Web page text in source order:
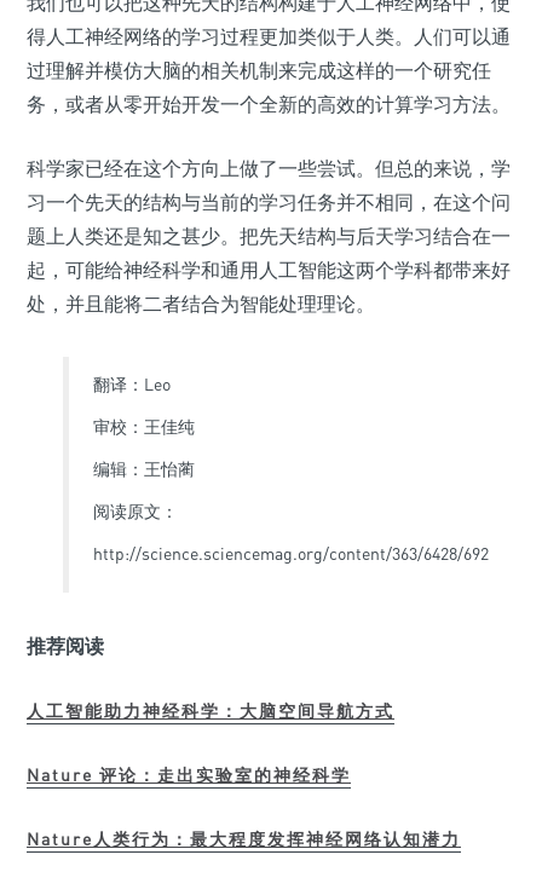
得人工神经网络的学习过程更加类似于人类。
人们可以通
过理解并模仿大脑的相关机制来完成这样的一个研究任
务，或者从零开始开发一个全新的高效的计算学习方法。
科学家已经在这个方向上做了一些尝试。但总的来说，学
习一个先天的结构与当前的学习任务并不相同，在这个问
题上人类还是知之甚少。把先天结构与后天学习结合在一
起，可能给神经科学和通用人工智能这两个学科都带来好
处，并且能将二者结合为智能处理理论。
翻译：Leo
审校：王佳纯
编辑：王怡蔺
阅读原文：
http://science.sciencemag.org/content/363/6428/692
推荐阅读
人工智能助力神经科学：大脑空间导航方式
Nature 评论：走出实验室的神经科学
Nature人类行为：最大程度发挥神经网络认知潜力